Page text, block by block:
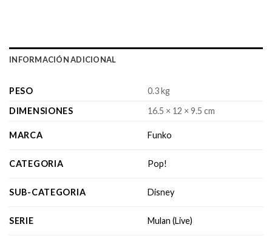
INFORMACIÓN ADICIONAL
PESO
0.3 kg
DIMENSIONES
16.5 × 12 × 9.5 cm
MARCA Funko
CATEGORIA Pop!
SUB-CATEGORIA Disney
SERIE Mulan (Live)